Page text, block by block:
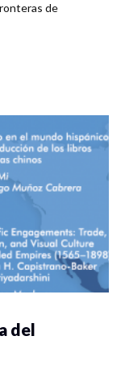
de
del